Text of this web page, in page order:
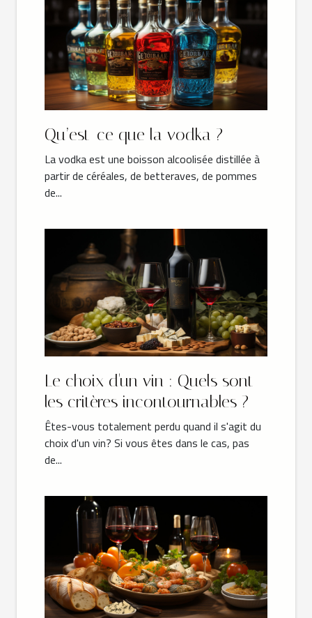
Qu’est-ce que la vodka ?
La vodka est une boisson alcoolisée distillée à
partir de céréales, de betteraves, de pommes
de...
Le choix d'un vin : Quels sont
les critères incontournables ?
Êtes-vous totalement perdu quand il s'agit du
choix d'un vin? Si vous êtes dans le cas, pas
de...